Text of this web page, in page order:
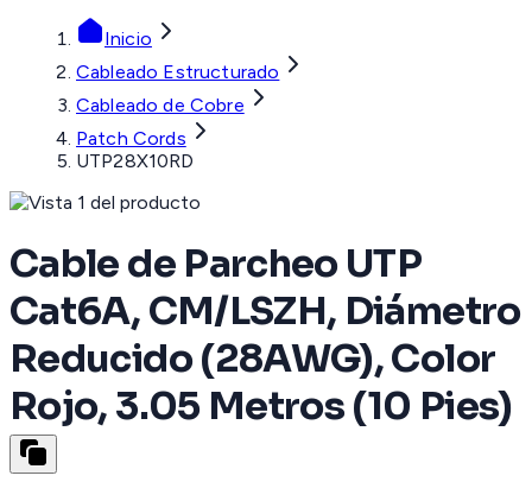
Inicio
Cableado Estructurado
Cableado de Cobre
Patch Cords
UTP28X10RD
Cable de Parcheo UTP
Cat6A, CM/LSZH, Diámetro
Reducido (28AWG), Color
Rojo, 3.05 Metros (10 Pies)